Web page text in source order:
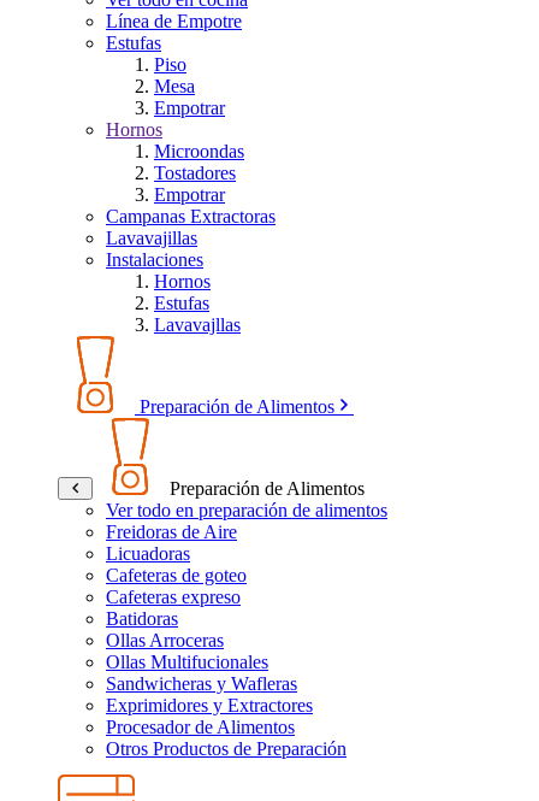
Línea de Empotre
Estufas
Piso
Mesa
Empotrar
Hornos
Microondas
Tostadores
Empotrar
Campanas Extractoras
Lavavajillas
Instalaciones
Hornos
Estufas
Lavavajllas
Preparación de Alimentos
Preparación de Alimentos
Ver todo en preparación de alimentos
Freidoras de Aire
Licuadoras
Cafeteras de goteo
Cafeteras expreso
Batidoras
Ollas Arroceras
Ollas Multifucionales
Sandwicheras y Wafleras
Exprimidores y Extractores
Procesador de Alimentos
Otros Productos de Preparación